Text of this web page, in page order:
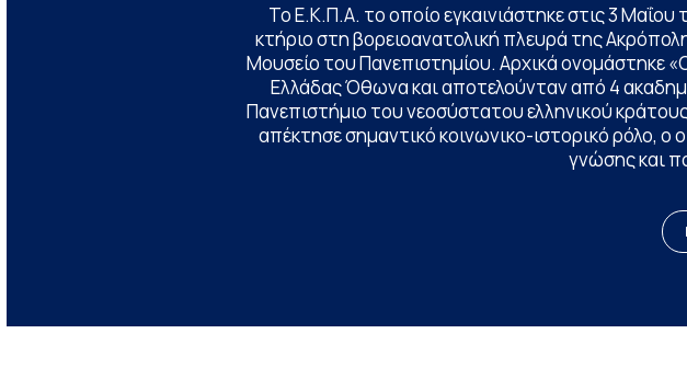
Το Ε.Κ.Π.Α. το οποίο εγκαινιάστηκε στις 3
κτήριο στη βορειοανατολική πλευρά της
Μουσείο του Πανεπιστημίου. Αρχικά ονομάστηκε
Ελλάδας Όθωνα και αποτελούνταν από 4
Πανεπιστήμιο του νεοσύστατου ελληνικού
απέκτησε σημαντικό κοινωνικο-ιστορικό ρόλο,
γνώσης και